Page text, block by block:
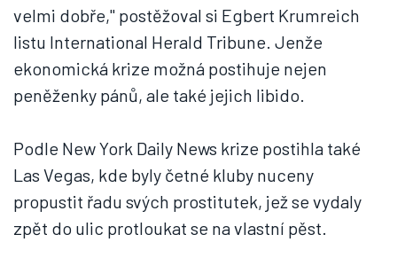
velmi dobře," postěžoval si Egbert Krumreich
listu International Herald Tribune. Jenže
ekonomická krize možná postihuje nejen
peněženky pánů, ale také jejich libido.
Podle New York Daily News krize postihla také
Las Vegas, kde byly četné kluby nuceny
propustit řadu svých prostitutek, jež se vydaly
zpět do ulic protloukat se na vlastní pěst.